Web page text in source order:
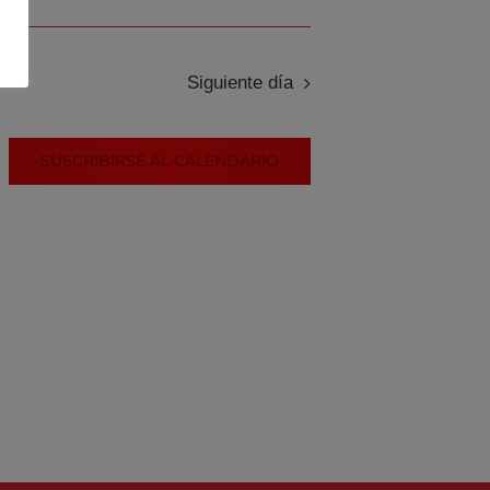
Siguiente día
SUSCRIBIRSE AL CALENDARIO